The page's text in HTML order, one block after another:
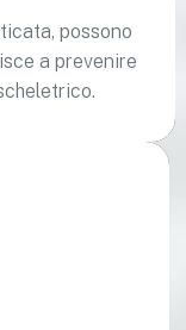
possono
a prevenire